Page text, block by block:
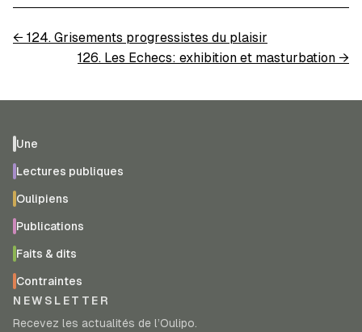
← 124. Grisements progressistes du plaisir
126. Les Echecs: exhibition et masturbation →
Une
Lectures publiques
Oulipiens
Publications
Faits & dits
Contraintes
NEWSLETTER
Recevez les actualités de l’Oulipo.